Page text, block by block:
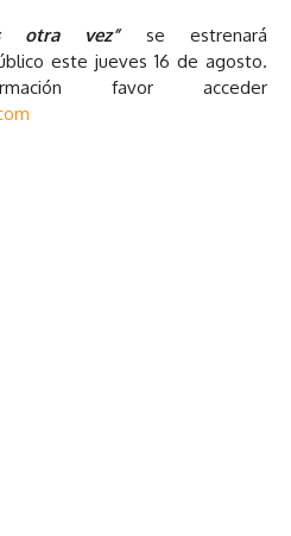
otra vez” se estrenará
este jueves 16 de agosto.
favor acceder